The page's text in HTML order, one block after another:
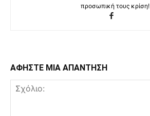
προσωπική τους κρίση!
ΑΦΗΣΤΕ ΜΙΑ ΑΠΑΝΤΗΣΗ